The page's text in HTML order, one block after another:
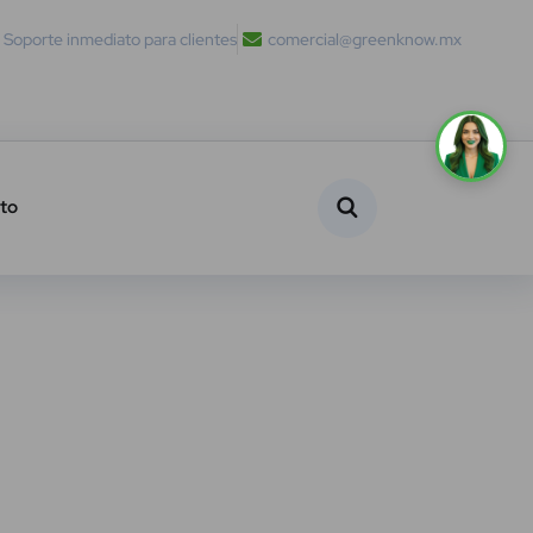
Soporte inmediato para clientes comercial@greenknow.mx